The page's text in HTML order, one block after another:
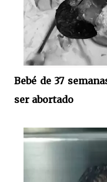
Bebé de 37
ser abortado